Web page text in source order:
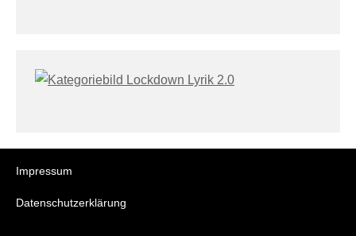
Impressum
Datenschutzerklärung